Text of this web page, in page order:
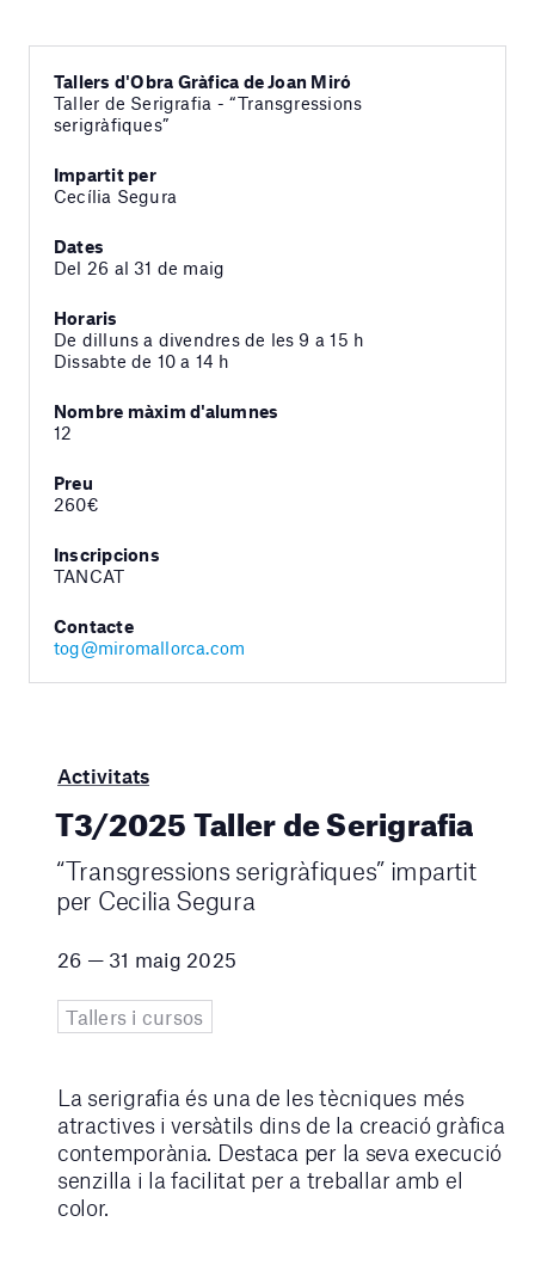
Tallers d'Obra Gràfica de Joan Miró
Taller de Serigrafia - “Transgressions
serigràfiques”
Impartit per
Cecília Segura
Dates
Del 26 al 31 de maig
Horaris
De dilluns a divendres de les 9 a 15 h
Dissabte de 10 a 14 h
Nombre màxim d'alumnes
12
Preu
260€
Inscripcions
TANCAT
Contacte
tog@miromallorca.com
Activitats
T3/2025 Taller de Serigrafia
“Transgressions serigràfiques” impartit
per Cecilia Segura
26 — 31 maig 2025
Tallers i cursos
La serigrafia és una de les tècniques més
atractives i versàtils dins de la creació gràfica
contemporània. Destaca per la seva execució
senzilla i la facilitat per a treballar amb el
color.